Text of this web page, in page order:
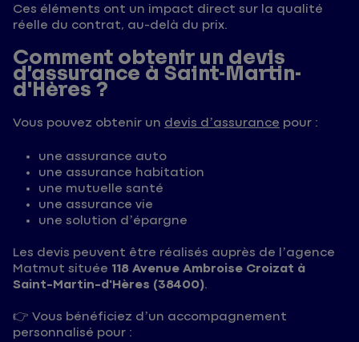
Ces éléments ont un impact direct sur la qualité
réelle du contrat, au-delà du prix.
Comment obtenir un devis
d’assurance à Saint-Martin-
d'Hères ?
Vous pouvez obtenir un devis d’assurance pour :
une assurance auto
une assurance habitation
une mutuelle santé
une assurance vie
une solution d’épargne
Les devis peuvent être réalisés auprès de l’agence
Matmut située 118 Avenue Ambroise Croizat à
Saint-Martin-d'Hères (38400).
👉 Vous bénéficiez d’un accompagnement
personnalisé pour :